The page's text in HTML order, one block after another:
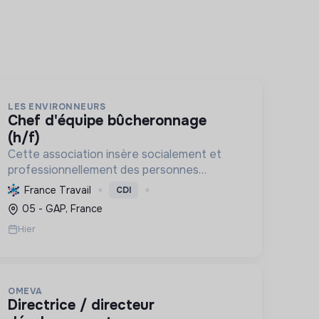
LES ENVIRONNEURS
chef d'équipe bûcheronnage
(h/f)
Cette association insère socialement et
professionnellement des personnes
éloignées de l'emploi en réalisant des
aménagements paysagers, des travaux
forestiers et des constructions bois
durables, prot...
France Travail CDI
05 - GAP, France
Hier
OMEVA
directrice / directeur